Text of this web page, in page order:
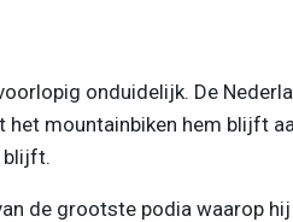
onduidelijk. De
het mountainbiken hem blijft
blijft.
de grootste podia waarop